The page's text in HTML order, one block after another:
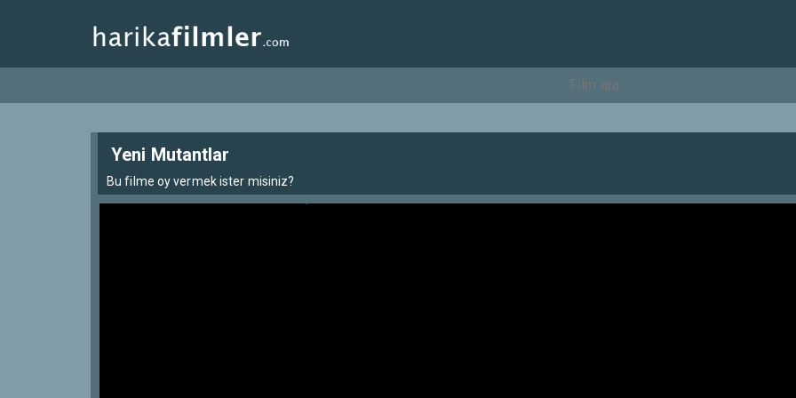
Yeni Mutantlar
Bu filme oy vermek ister misiniz?